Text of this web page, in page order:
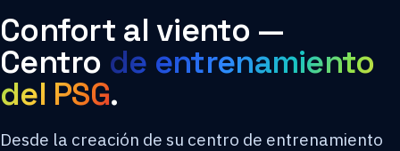
Confort al viento —
Centro de entrenamiento
del PSG.
Desde la creación de su centro de entrenamiento